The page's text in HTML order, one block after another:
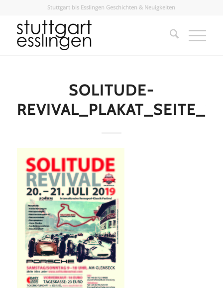
Stuttgart bis Esslingen Geschichten & Neuigkeiten
SOLITUDE-
REVIVAL_PLAKAT_SEITE_1